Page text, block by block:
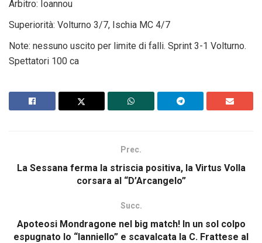
Arbitro: Ioannou
Superiorità: Volturno 3/7, Ischia MC 4/7
Note: nessuno uscito per limite di falli. Sprint 3-1 Volturno.
Spettatori 100 ca
Prec.
La Sessana ferma la striscia positiva, la Virtus Volla
corsara al “D’Arcangelo”
Succ.
Apoteosi Mondragone nel big match! In un sol colpo
espugnato lo “Ianniello” e scavalcata la C. Frattese al